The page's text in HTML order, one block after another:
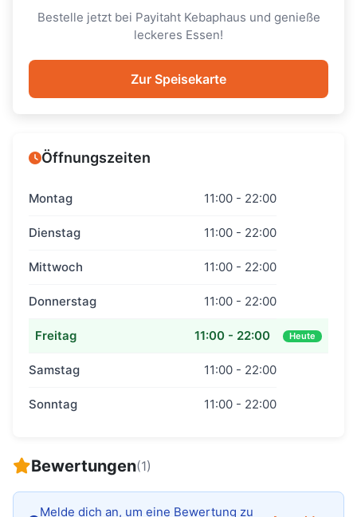
Bestelle jetzt bei Payitaht Kebaphaus und genieße
leckeres Essen!
Zur Speisekarte
Öffnungszeiten
Montag 11:00 - 22:00
Dienstag 11:00 - 22:00
Mittwoch 11:00 - 22:00
Donnerstag 11:00 - 22:00
Freitag 11:00 - 22:00 Heute
Samstag 11:00 - 22:00
Sonntag 11:00 - 22:00
Bewertungen(1)
Melde dich an, um eine Bewertung zu